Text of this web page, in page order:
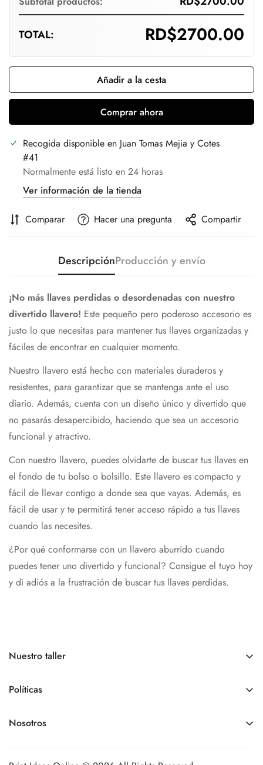
TOTAL: RD$2700.00
Añadir a la cesta
Comprar ahora
Recogida disponible en Juan Tomas Mejia y Cotes
#41
Normalmente está listo en 24 horas
Ver información de la tienda
Comparar Hacer una pregunta Compartir
DescripciónProducción y envío
¡No más llaves perdidas o desordenadas con nuestro
divertido llavero! Este pequeño pero poderoso accesorio es
justo lo que necesitas para mantener tus llaves organizadas y
fáciles de encontrar en cualquier momento.
Nuestro llavero está hecho con materiales duraderos y
resistentes, para garantizar que se mantenga ante el uso
diario. Además, cuenta con un diseño único y divertido que
no pasarás desapercibido, haciendo que sea un accesorio
funcional y atractivo.
Con nuestro llavero, puedes olvidarte de buscar tus llaves en
el fondo de tu bolso o bolsillo. Este llavero es compacto y
fácil de llevar contigo a donde sea que vayas. Además, es
fácil de usar y te permitirá tener acceso rápido a tus llaves
cuando las necesites.
¿Por qué conformarse con un llavero aburrido cuando
puedes tener uno divertido y funcional? Consigue el tuyo hoy
y di adiós a la frustración de buscar tus llaves perdidas.
Nuestro taller
de lunes a viernes de 9:00 am a 6:00 pm, sábados y
+1 809 963 9012
Políticas
Políticas de envíos
Nosotros
Confirm your age
Are you 18 years old or older?
No, I'm not Yes, I am